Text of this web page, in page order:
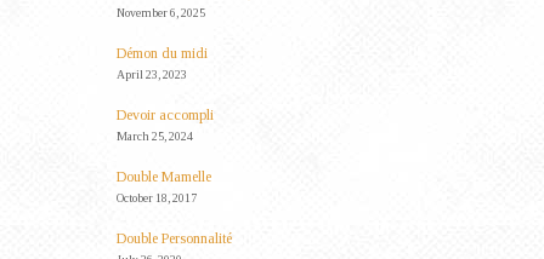
November 6, 2025
Démon du midi
April 23, 2023
Devoir accompli
March 25, 2024
Double Mamelle
October 18, 2017
Double Personnalité